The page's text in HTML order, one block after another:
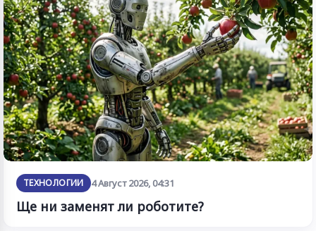
ТЕХНОЛОГИИ 4 Август 2026, 04:31
Ще ни заменят ли роботите?